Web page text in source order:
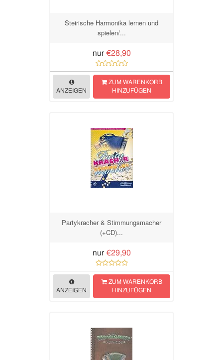
Steirische Harmonika lernen und
spielen/...
nur €28,90
ANZEIGEN
ZUM WARENKORB
HINZUFÜGEN
Partykracher & Stimmungsmacher
(+CD)...
nur €29,90
ANZEIGEN
ZUM WARENKORB
HINZUFÜGEN